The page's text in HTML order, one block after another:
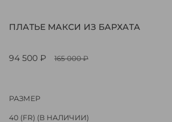
ПЛАТЬЕ МАКСИ ИЗ БАРХАТА
94 500 ₽ 165 000 ₽
РАЗМЕР
40 (FR) (В НАЛИЧИИ)